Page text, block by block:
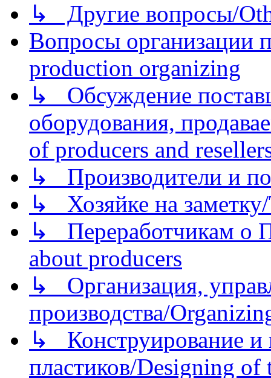
↳ Другие вопросы/
Вопросы организации
production organizing
↳ Обсуждение
оборудования,
of producers and
↳ Производители и
↳ Хозяйке на
↳ Переработчикам о
about producers
↳ Организация,
производства/
↳ Конструирование и
пластиков/Designing of